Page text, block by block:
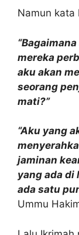
Namun kata
mereka
aku akan
seorang
mati?”
“Aku yang
jaminan
yang ada di
ada satu
Ummu